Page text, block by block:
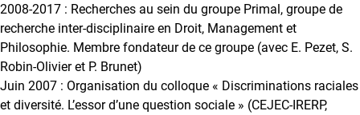
2008-2017 : Recherches au sein du groupe Primal, groupe de
recherche inter-disciplinaire en Droit, Management et
Philosophie. Membre fondateur de ce groupe (avec E. Pezet, S.
Robin-Olivier et P. Brunet)
Juin 2007 : Organisation du colloque « Discriminations raciales
et diversité. L’essor d’une question sociale » (CEJEC-IRERP,